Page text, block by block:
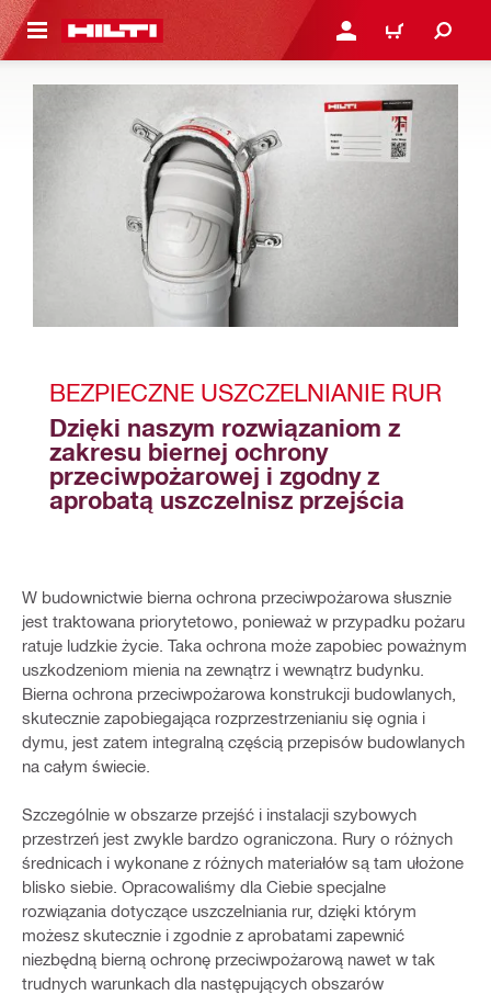
GŁÓWNEJ ZALOGUJ SIĘ LUB
KOSZYK
BEZPIECZNE USZCZELNIANIE RUR
Dzięki naszym rozwiązaniom z
zakresu biernej ochrony
przeciwpożarowej i zgodny z
aprobatą uszczelnisz przejścia
W budownictwie bierna ochrona przeciwpożarowa słusznie
jest traktowana priorytetowo, ponieważ w przypadku pożaru
ratuje ludzkie życie. Taka ochrona może zapobiec poważnym
uszkodzeniom mienia na zewnątrz i wewnątrz budynku.
Bierna ochrona przeciwpożarowa konstrukcji budowlanych,
skutecznie zapobiegająca rozprzestrzenianiu się ognia i
dymu, jest zatem integralną częścią przepisów budowlanych
na całym świecie.
Szczególnie w obszarze przejść i instalacji szybowych
przestrzeń jest zwykle bardzo ograniczona. Rury o różnych
średnicach i wykonane z różnych materiałów są tam ułożone
blisko siebie. Opracowaliśmy dla Ciebie specjalne
rozwiązania dotyczące uszczelniania rur, dzięki którym
możesz skutecznie i zgodnie z aprobatami zapewnić
niezbędną bierną ochronę przeciwpożarową nawet w tak
trudnych warunkach dla następujących obszarów